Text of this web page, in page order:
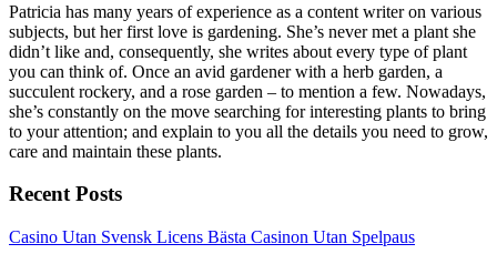
Patricia has many years of experience as a content writer on various
subjects, but her first love is gardening. She’s never met a plant she
didn’t like and, consequently, she writes about every type of plant
you can think of. Once an avid gardener with a herb garden, a
succulent rockery, and a rose garden – to mention a few. Nowadays,
she’s constantly on the move searching for interesting plants to bring
to your attention; and explain to you all the details you need to grow,
care and maintain these plants.
Recent Posts
link
Casino Utan Svensk Licens Bästa Casinon Utan Spelpaus